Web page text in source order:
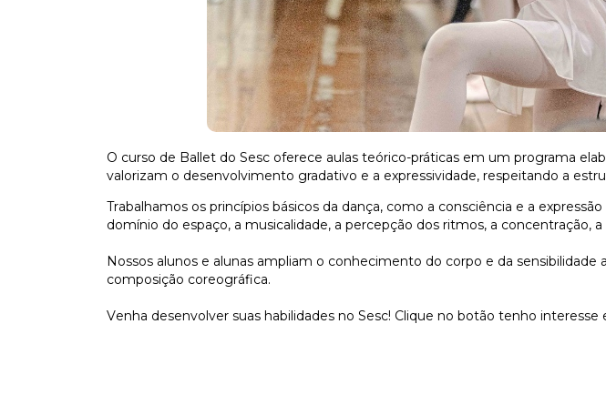
O curso de Ballet do Sesc oferece aulas teórico-práticas em um programa
valorizam o desenvolvimento gradativo e a expressividade, respeitando a
Trabalhamos os princípios básicos da dança, como a consciência e a
domínio do espaço, a musicalidade, a percepção dos ritmos, a concentração,
Nossos alunos e alunas ampliam o conhecimento do corpo e da
composição coreográfica.
Venha desenvolver suas habilidades no Sesc! Clique no botão tenho